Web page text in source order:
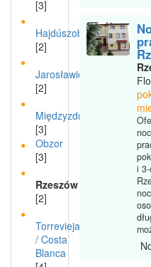
[3]
Hajdúszoboszló
[2]
Jarosławiec
[2]
Międzyzdroje
[3]
Obzor
[3]
Rzeszów
[2]
Torrevieja
/ Costa
Blanca
i